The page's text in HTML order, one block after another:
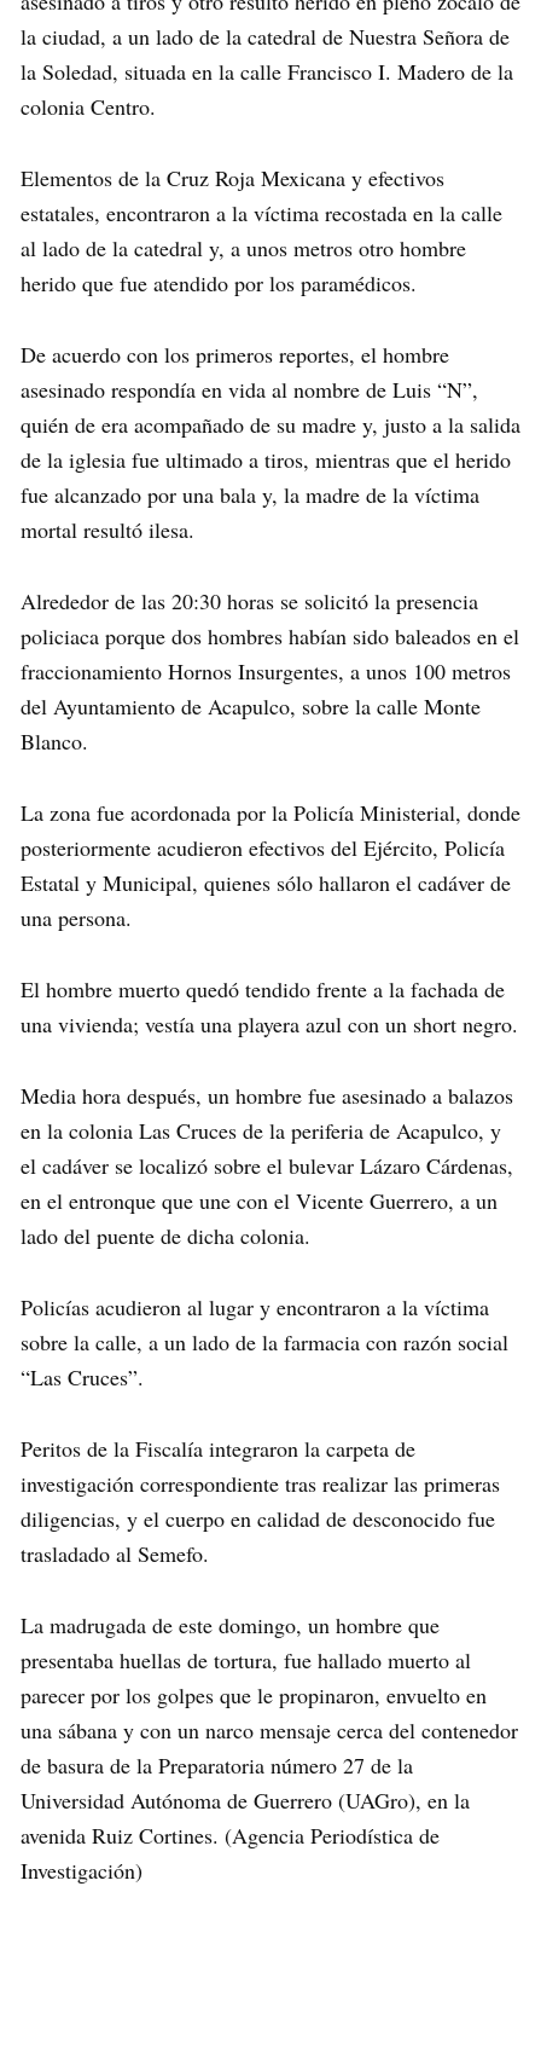
la ciudad, a un lado de la catedral de Nuestra Señora de
la Soledad, situada en la calle Francisco I. Madero de la
colonia Centro.
Elementos de la Cruz Roja Mexicana y efectivos
estatales, encontraron a la víctima recostada en la calle
al lado de la catedral y, a unos metros otro hombre
herido que fue atendido por los paramédicos.
De acuerdo con los primeros reportes, el hombre
asesinado respondía en vida al nombre de Luis “N”,
quién de era acompañado de su madre y, justo a la salida
de la iglesia fue ultimado a tiros, mientras que el herido
fue alcanzado por una bala y, la madre de la víctima
mortal resultó ilesa.
Alrededor de las 20:30 horas se solicitó la presencia
policiaca porque dos hombres habían sido baleados en el
fraccionamiento Hornos Insurgentes, a unos 100 metros
del Ayuntamiento de Acapulco, sobre la calle Monte
Blanco.
La zona fue acordonada por la Policía Ministerial, donde
posteriormente acudieron efectivos del Ejército, Policía
Estatal y Municipal, quienes sólo hallaron el cadáver de
una persona.
El hombre muerto quedó tendido frente a la fachada de
una vivienda; vestía una playera azul con un short negro.
Media hora después, un hombre fue asesinado a balazos
en la colonia Las Cruces de la periferia de Acapulco, y
el cadáver se localizó sobre el bulevar Lázaro Cárdenas,
en el entronque que une con el Vicente Guerrero, a un
lado del puente de dicha colonia.
Policías acudieron al lugar y encontraron a la víctima
sobre la calle, a un lado de la farmacia con razón social
“Las Cruces”.
Peritos de la Fiscalía integraron la carpeta de
investigación correspondiente tras realizar las primeras
diligencias, y el cuerpo en calidad de desconocido fue
trasladado al Semefo.
La madrugada de este domingo, un hombre que
presentaba huellas de tortura, fue hallado muerto al
parecer por los golpes que le propinaron, envuelto en
una sábana y con un narco mensaje cerca del contenedor
de basura de la Preparatoria número 27 de la
Universidad Autónoma de Guerrero (UAGro), en la
avenida Ruiz Cortines. (Agencia Periodística de
Investigación)